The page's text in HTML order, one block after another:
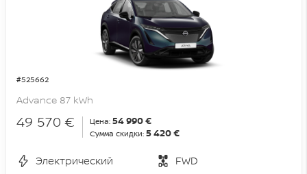
#525662
Advance 87 kWh
49 570 € Цена: 54 990 €
Сумма скидки: 5 420 €
Электрический
FWD